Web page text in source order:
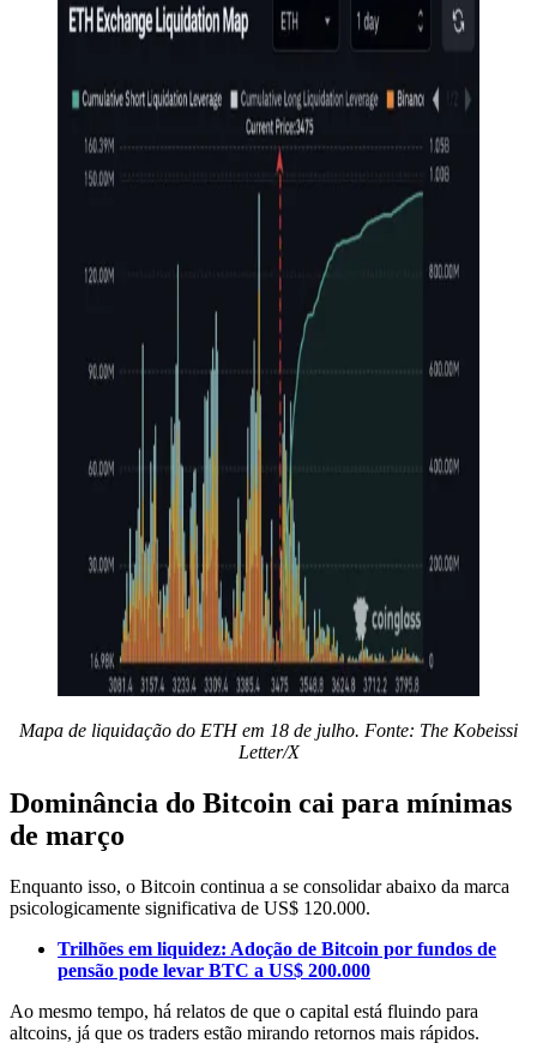
Mapa de liquidação do ETH em 18 de julho. Fonte: The Kobeissi
Letter/X
Dominância do Bitcoin cai para mínimas
de março
Enquanto isso, o Bitcoin continua a se consolidar abaixo da marca
psicologicamente significativa de US$ 120.000.
Trilhões em liquidez: Adoção de Bitcoin por fundos de
pensão pode levar BTC a US$ 200.000
Ao mesmo tempo, há relatos de que o capital está fluindo para
altcoins, já que os traders estão mirando retornos mais rápidos.